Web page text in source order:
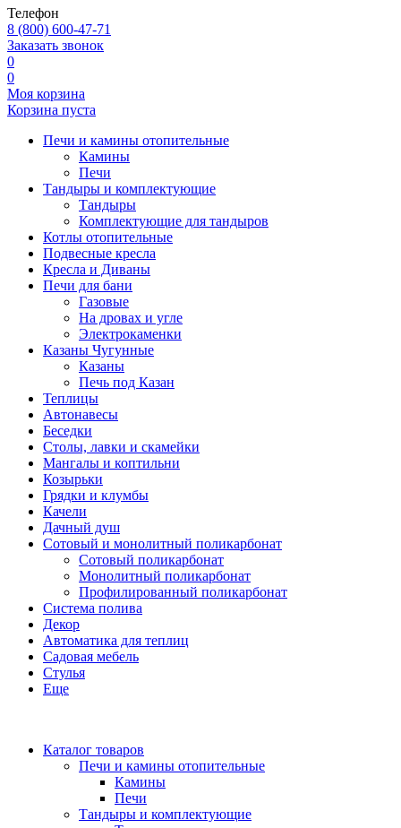
Телефон
8 (800) 600-47-71
Заказать звонок
0
0
Моя корзина
Корзина пуста
Печи и камины отопительные
Камины
Печи
Тандыры и комплектующие
Тандыры
Комплектующие для тандыров
Котлы отопительные
Подвесные кресла
Кресла и Диваны
Печи для бани
Газовые
На дровах и угле
Электрокаменки
Казаны Чугунные
Казаны
Печь под Казан
Теплицы
Автонавесы
Беседки
Столы, лавки и скамейки
Мангалы и коптильни
Козырьки
Грядки и клумбы
Качели
Дачный душ
Сотовый и монолитный поликарбонат
Сотовый поликарбонат
Монолитный поликарбонат
Профилированный поликарбонат
Система полива
Декор
Автоматика для теплиц
Садовая мебель
Стулья
Еще
Каталог товаров
Печи и камины отопительные
Камины
Печи
Тандыры и комплектующие